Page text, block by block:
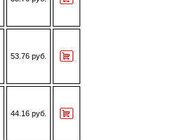
53.76 руб.
44.16 руб.